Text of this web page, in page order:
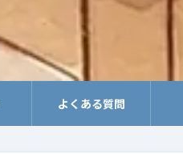
よくある質問